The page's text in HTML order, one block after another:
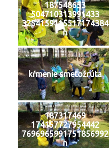
187548653
504710313991433
3254159115517174384
n
kŕmenie smeťožrúta
187317469
174157727954442
7696965991751856992
n